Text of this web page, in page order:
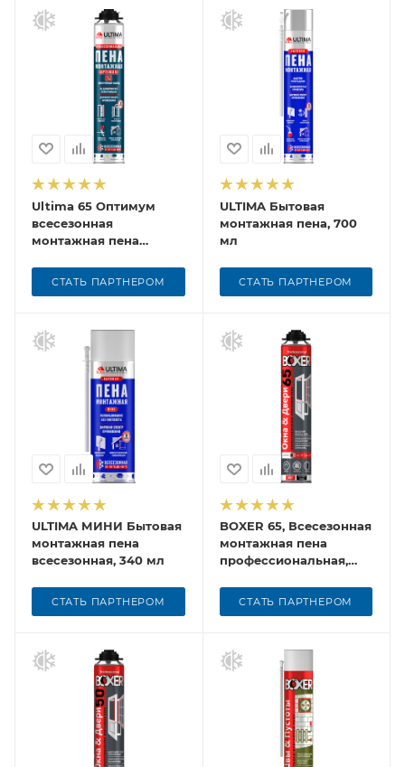
Ultima 65 Оптимум
всесезонная
монтажная пена
780 млСТАТЬ ПАРТНЕРОМ
ULTIMA Бытовая
монтажная пена, 700
мл
СТАТЬ ПАРТНЕРОМ
ULTIMA МИНИ Бытовая
монтажная пена
всесезонная, 340 мл
СТАТЬ ПАРТНЕРОМ
BOXER 65, Всесезонная
монтажная пена
профессиональная,
СТАТЬ ПАРТНЕРОМ